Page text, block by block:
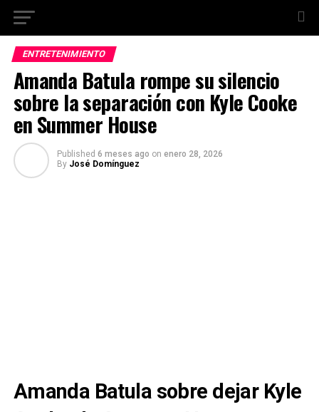
ENTRETENIMIENTO
Amanda Batula rompe su silencio
sobre la separación con Kyle Cooke
en Summer House
Published 6 meses ago on enero 28, 2026
By José Domínguez
Amanda Batula sobre dejar Kyle